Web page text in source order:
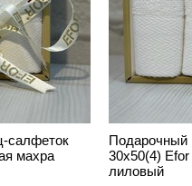
салфеток
махра
Подарочный
30х50(4)
лиловый